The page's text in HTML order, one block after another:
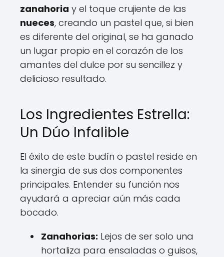
zanahoria y el toque crujiente de las
nueces, creando un pastel que, si bien
es diferente del original, se ha ganado
un lugar propio en el corazón de los
amantes del dulce por su sencillez y
delicioso resultado.
Los Ingredientes Estrella:
Un Dúo Infalible
El éxito de este budín o pastel reside en
la sinergia de sus dos componentes
principales. Entender su función nos
ayudará a apreciar aún más cada
bocado.
Zanahorias: Lejos de ser solo una
hortaliza para ensaladas o guisos,